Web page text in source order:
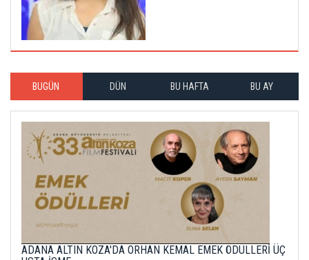
BUGÜN DÜN BU HAFTA BU AY
ADANA ALTIN KOZA'DA ORHAN KEMAL EMEK ÖDÜLLERİ ÜÇ